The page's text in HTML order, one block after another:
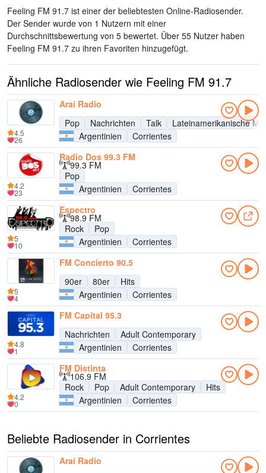
Feeling FM 91.7 ist einer der beliebtesten Online-Radiosender.
Der Sender wurde von 1 Nutzern mit einer
Durchschnittsbewertung von 5 bewertet. Über 55 Nutzer haben
Feeling FM 91.7 zu ihren Favoriten hinzugefügt.
Ähnliche Radiosender wie Feeling FM 91.7
Araí Radio
Pop
Nachrichten Talk
Lateinamerikanische
Argentinien
Corrientes
4.5
26
Radio Dos 99.3 FM
99.3 FM
Pop
Argentinien
Corrientes
4.2
23
Espectro
98.9 FM
Rock
Pop
Argentinien
Corrientes
5
10
FM Concierto 90.5
90er
80er
Hits
Argentinien
Corrientes
5
4
FM Capital 95.3
Nachrichten
Adult Contemporary
Argentinien
Corrientes
4.8
1
FM Distinta
106.9 FM
Rock
Pop Adult Contemporary
Hits
Argentinien
Corrientes
4.2
0
Beliebte Radiosender in Corrientes
Araí Radio